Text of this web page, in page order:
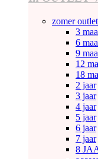
zomer outlet
3
6
9
12
18
2 jaar
3 jaar
4 jaar
5 jaar
6 jaar
7 jaar
8